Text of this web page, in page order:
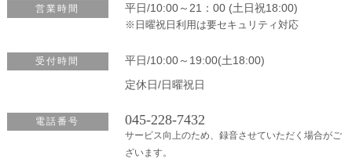
営業時間 平日/10:00～21：00 (土日祝18:00)
※日曜祝日利用は要セキュリティ対応
受付時間
平日/10:00～19:00(土18:00)
定休日/日曜祝日
電話番号 045-228-7432
サービス向上のため、録音させていただく場合がご
ざいます。